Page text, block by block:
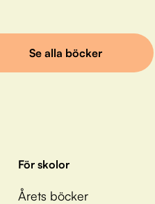
Se alla böcker
För skolor
Årets böcker